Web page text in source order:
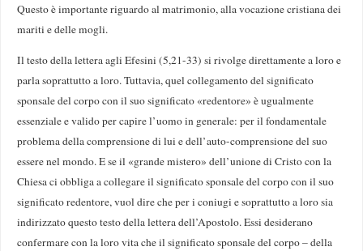
Questo è importante riguardo al matrimonio, alla vocazione cristiana dei
mariti e delle mogli.
Il testo della lettera agli Efesini (5,21-33) si rivolge direttamente a loro e
parla soprattutto a loro. Tuttavia, quel collegamento del significato
sponsale del corpo con il suo significato «redentore» è ugualmente
essenziale e valido per capire l’uomo in generale: per il fondamentale
problema della comprensione di lui e dell’auto-comprensione del suo
essere nel mondo. E se il «grande mistero» dell’unione di Cristo con la
Chiesa ci obbliga a collegare il significato sponsale del corpo con il suo
significato redentore, vuol dire che per i coniugi e soprattutto a loro sia
indirizzato questo testo della lettera dell’Apostolo. Essi desiderano
confermare con la loro vita che il significato sponsale del corpo – della